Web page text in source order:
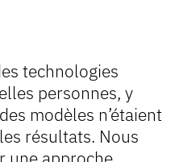
technologies
personnes, y
modèles n’étaient
résultats. Nous